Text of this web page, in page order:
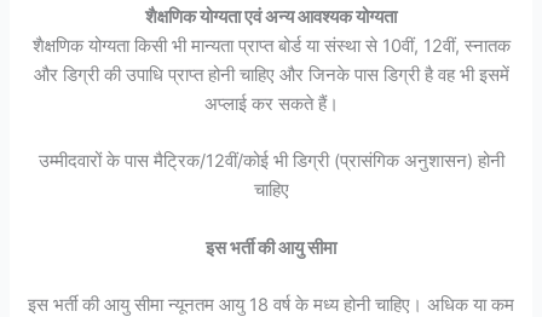
शैक्षणिक योग्यता एवं अन्य आवश्यक योग्यता
शैक्षणिक योग्यता किसी भी मान्यता प्राप्त बोर्ड या संस्था से 10वीं, 12वीं, स्नातक
और डिग्री की उपाधि प्राप्त होनी चाहिए और जिनके पास डिग्री है वह भी इसमें
अप्लाई कर सकते हैं।
उम्मीदवारों के पास मैट्रिक/12वीं/कोई भी डिग्री (प्रासंगिक अनुशासन) होनी
चाहिए
इस भर्ती की आयु सीमा
इस भर्ती की आयु सीमा न्यूनतम आयु 18 वर्ष के मध्य होनी चाहिए। अधिक या कम